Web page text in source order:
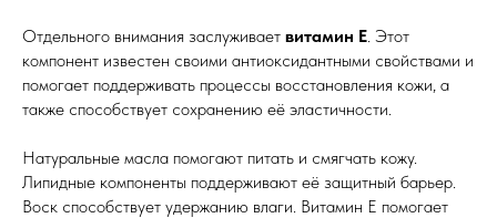
Отдельного внимания заслуживает витамин Е . Этот
компонент известен своими антиоксидантными свойствами и
помогает поддерживать процессы восстановления кожи, а
также способствует сохранению её эластичности.
Натуральные масла помогают питать и смягчать кожу.
Липидные компоненты поддерживают её защитный барьер.
Воск способствует удержанию влаги. Витамин Е помогает